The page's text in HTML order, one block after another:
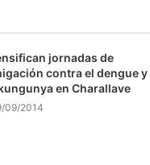
jornadas de
contra el dengue y
en Charallave
09/2014